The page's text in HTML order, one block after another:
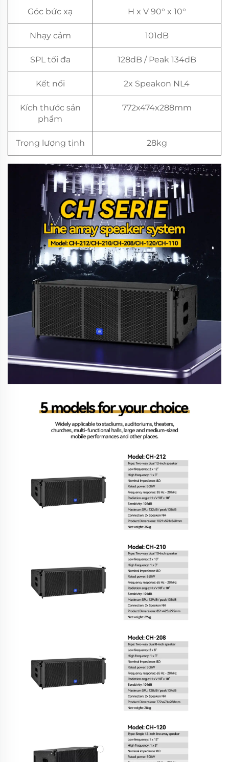
Góc bức xạ H x V 90° x 10°
Nhạy cảm 101dB
SPL tối đa 128dB / Peak 134dB
Kết nối 2x Speakon NL4
Kích thước sản
phẩm
772x474x288mm
Trọng lượng tịnh 28kg